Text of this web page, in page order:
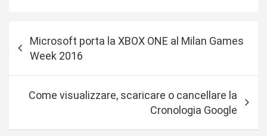
a
Microsoft porta la XBOX ONE al Milan Games
Week 2016
Come visualizzare, scaricare o cancellare la
Cronologia Google